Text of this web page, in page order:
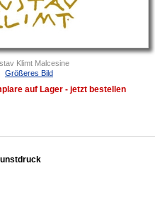
Klimt Malcesine
Größeres Bild
auf Lager - jetzt bestellen